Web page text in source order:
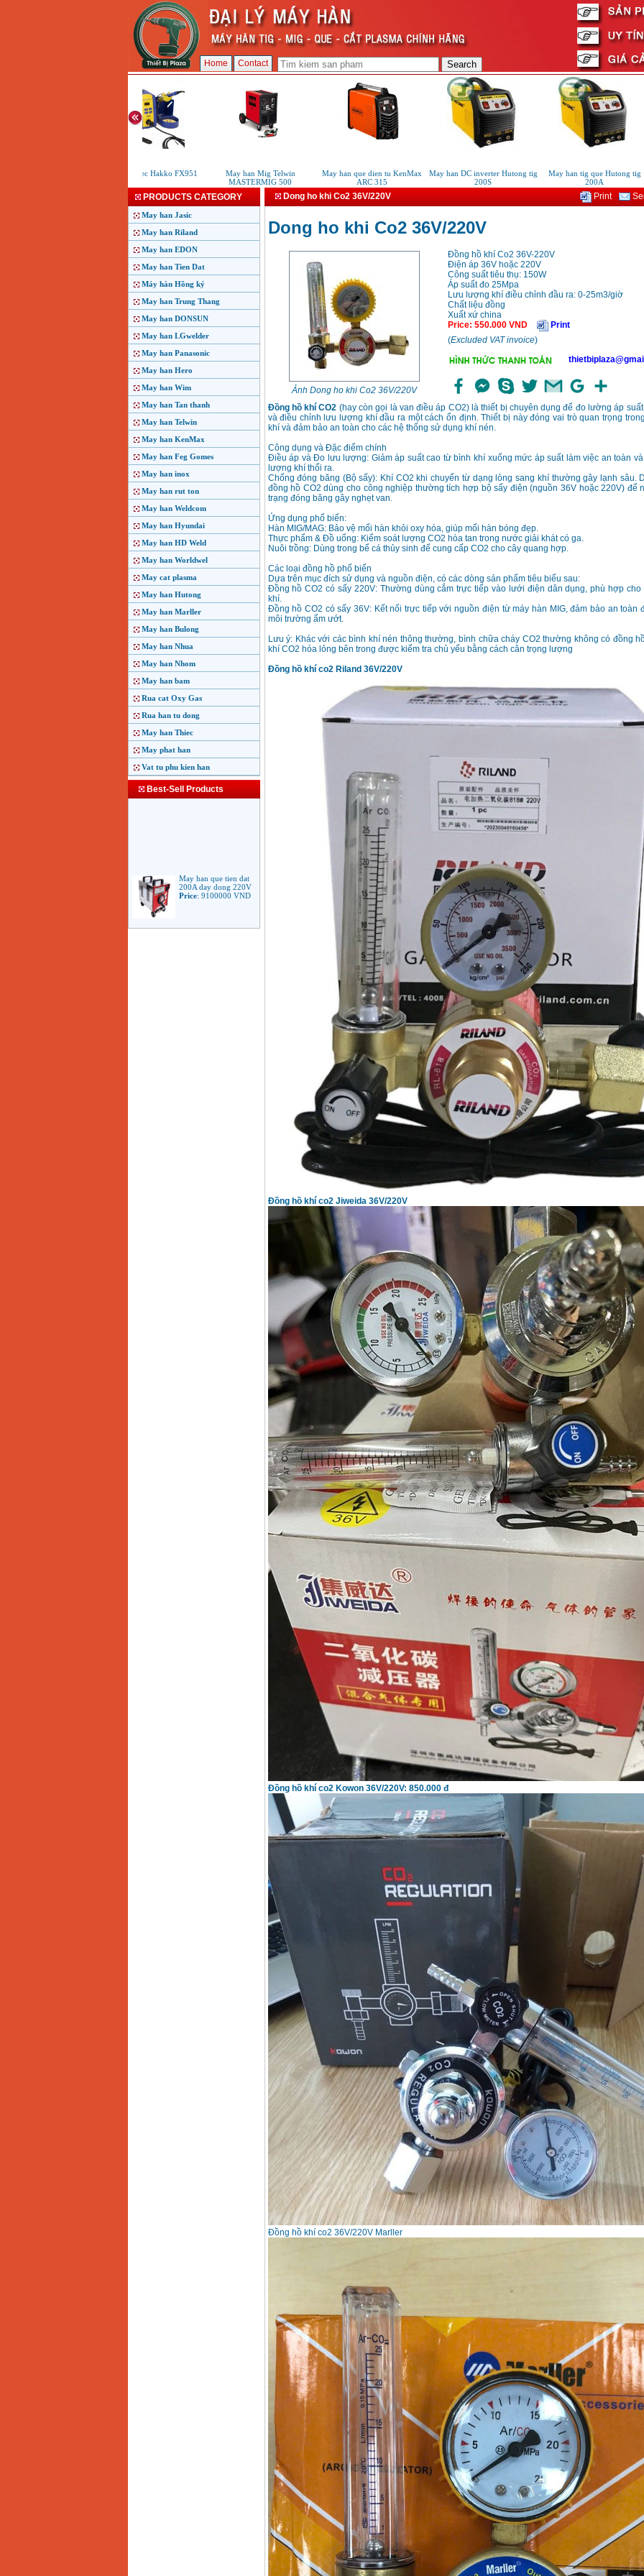
Home Contact
May han thiec Hakko FX951
May han Mig Telwin
MASTERMIG 500
May han que dien tu KenMax
ARC 315
May han DC inverter Hutong tig
200S
May han tig que Hutong tig
200A
PRODUCTS CATEGORY
May han Jasic
May han Riland
May han EDON
May han Tien Dat
Máy hàn Hồng ký
May han Trung Thang
May han DONSUN
May han LGwelder
May han Panasonic
May han Hero
May han Wim
May han Tan thanh
May han Telwin
May han KenMax
May han Feg Gomes
May han inox
May han rut ton
May han Weldcom
May han Hyundai
May han HD Weld
May han Worldwel
May cat plasma
May han Hutong
May han Marller
May han Bulong
May han Nhua
May han Nhom
May han bam
Rua cat Oxy Gas
Rua han tu dong
May han Thiec
May phat han
Vat tu phu kien han
Best-Sell Products
200A day dong 220V
Price:9100000VND
May han que dien tu
Dong ho khi Co2 36V/220V Print
Dong ho khi Co2 36V/220V
Ảnh Dong ho khi Co2 36V/220V
Đồng hồ khí Co2 36V-220V
Điện áp 36V hoặc 220V
Công suất tiêu thụ: 150W
Áp suất đo 25Mpa
Lưu lượng khí điều chỉnh đầu ra: 0-25m3/giờ
Chất liệu đồng
Xuất xứ china
Price: 550.000VND
Print
(Excluded VAT invoice)
Đồng hồ khí CO2 (hay còn gọi là van điều áp CO2) là thiết bị chuyên dụng để đo lường áp
và điều chỉnh lưu lượng khí đầu ra một cách ổn định. Thiết bị này đóng vai trò quan trọng
khí và đảm bảo an toàn cho các hệ thống sử dụng khí nén.
Công dụng và Đặc điểm chính
Điều áp và Đo lưu lượng: Giảm áp suất cao từ bình khí xuống mức áp suất làm việc an toàn
lượng khí thổi ra.
Chống đóng băng (Bộ sấy): Khí CO2 khi chuyển từ dạng lỏng sang khí thường gây lạnh sâu.
đồng hồ CO2 dùng cho công nghiệp thường tích hợp bộ sấy điện (nguồn 36V hoặc 220V) để
trạng đóng băng gây nghẹt van.
Ứng dụng phổ biến:
Hàn MIG/MAG: Bảo vệ mối hàn khỏi oxy hóa, giúp mối hàn bóng đẹp.
Thực phẩm & Đồ uống: Kiểm soát lượng CO2 hòa tan trong nước giải khát có ga.
Nuôi trồng: Dùng trong bể cá thủy sinh để cung cấp CO2 cho cây quang hợp.
Các loại đồng hồ phổ biến
Dựa trên mục đích sử dụng và nguồn điện, có các dòng sản phẩm tiêu biểu sau:
Đồng hồ CO2 có sấy 220V: Thường dùng cắm trực tiếp vào lưới điện dân dụng, phù hợp
khí.
Đồng hồ CO2 có sấy 36V: Kết nối trực tiếp với nguồn điện từ máy hàn MIG, đảm bảo an toàn
môi trường ẩm ướt.
Lưu ý: Khác với các bình khí nén thông thường, bình chữa cháy CO2 thường không có đồng
khí CO2 hóa lỏng bên trong được kiểm tra chủ yếu bằng cách cân trọng lượng
Đồng hồ khí co2 Riland 36V/220V
Đồng hồ khí co2 Jiweida 36V/220V
Đồng hồ khí co2 Kowon 36V/220V: 850.000 đ
Đồng hồ khí co2 36V/220V Marller